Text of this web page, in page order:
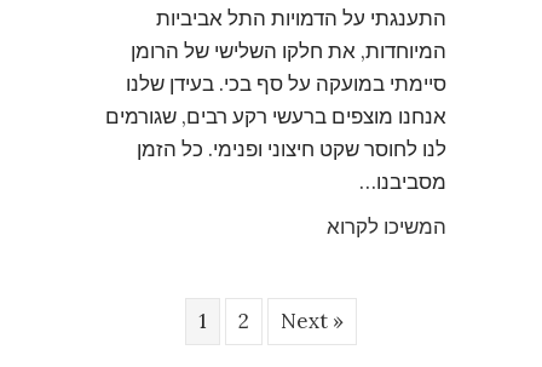
התענגתי על הדמויות התל אביביות
המיוחדות, את חלקו השלישי של הרומן
סיימתי במועקה על סף בכי. בעידן שלנו
אנחנו מוצפים ברעשי רקע רבים, שגורמים
לנו לחוסר שקט חיצוני ופנימי. כל הזמן
מסביבנו…
המשיכו לקרוא
1 2 Next »